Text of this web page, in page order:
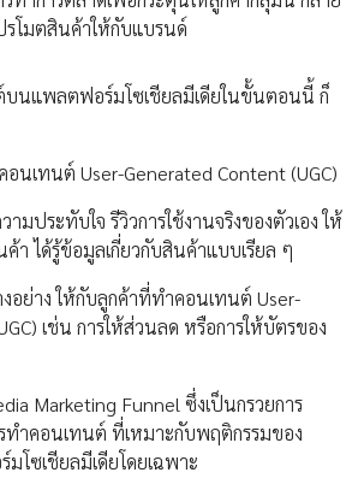
รโมตสินค้าให้กับแบรนด์
นแพลตฟอร์มโซเชียลมีเดียในขั้นตอนนี้ ก็
อนเทนต์ User-Generated Content (UGC)
มประทับใจ รีวิวการใช้งานจริงของตัวเอง ให้
า ได้รู้ข้อมูลเกี่ยวกับสินค้าแบบเรียล ๆ
อย่าง ให้กับลูกค้าที่ทำคอนเทนต์ User-
เช่น การให้ส่วนลด หรือการให้บัตรของ
Marketing Funnel ซึ่งเป็นกรวยการ
ทำคอนเทนต์ ที่เหมาะกับพฤติกรรมของ
ซเชียลมีเดียโดยเฉพาะ